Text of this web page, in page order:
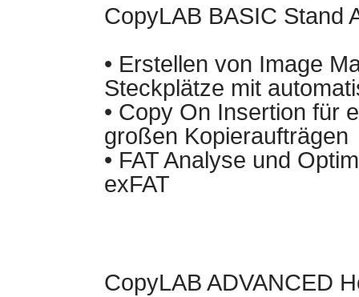
CopyLAB BASIC Stand
• Erstellen von Image
Steckplätze mit
• Copy On Insertion für
großen Kopieraufträgen
• FAT Analyse und
exFAT
CopyLAB ADVANCED